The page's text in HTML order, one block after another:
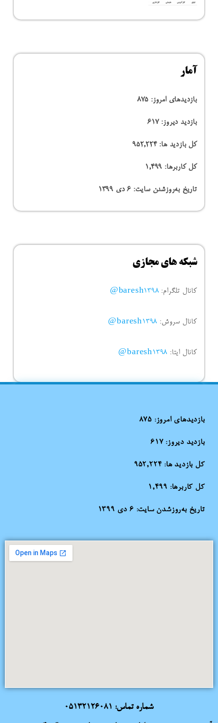
آمار
بازدیدهای امروز: 875
بازدید دیروز:617
کل بازدید ها:952,224
کل کاربرها: 1,499
تاریخ به‌روزشدن سایت:۶ دی ۱۳۹۹
شبکه های مجازی
کانال تلگرام: baresh1398@
کانال سروش: baresh1398@
کانال ایتا: baresh1398@
بازدیدهای امروز:875
بازدید دیروز:617
کل بازدید ها:952,224
کل کاربرها: 1,499
تاریخ به‌روزشدن سایت: ۶ دی ۱۳۹۹
شماره تماس: 05132126081